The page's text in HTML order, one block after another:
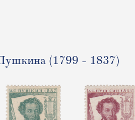
(1799 - 1837)